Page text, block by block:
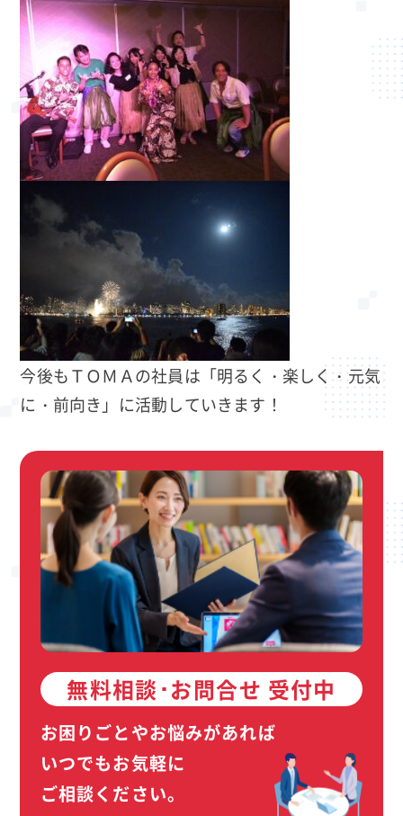
今後もＴＯＭＡの社員は「明るく・楽しく・元気
に・前向き」に活動していきます！
無料相談･お問合せ 受付中
お困りごとやお悩みがあれば
いつでもお気軽に
ご相談ください。